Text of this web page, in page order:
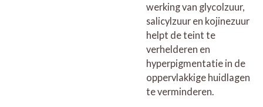
werking van glycolzuur,
salicylzuur en kojinezuur
helpt de teint te
verhelderen en
hyperpigmentatie in de
oppervlakkige huidlagen
te verminderen.